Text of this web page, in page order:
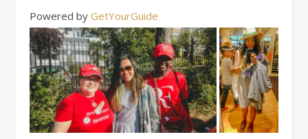
Powered by GetYourGuide